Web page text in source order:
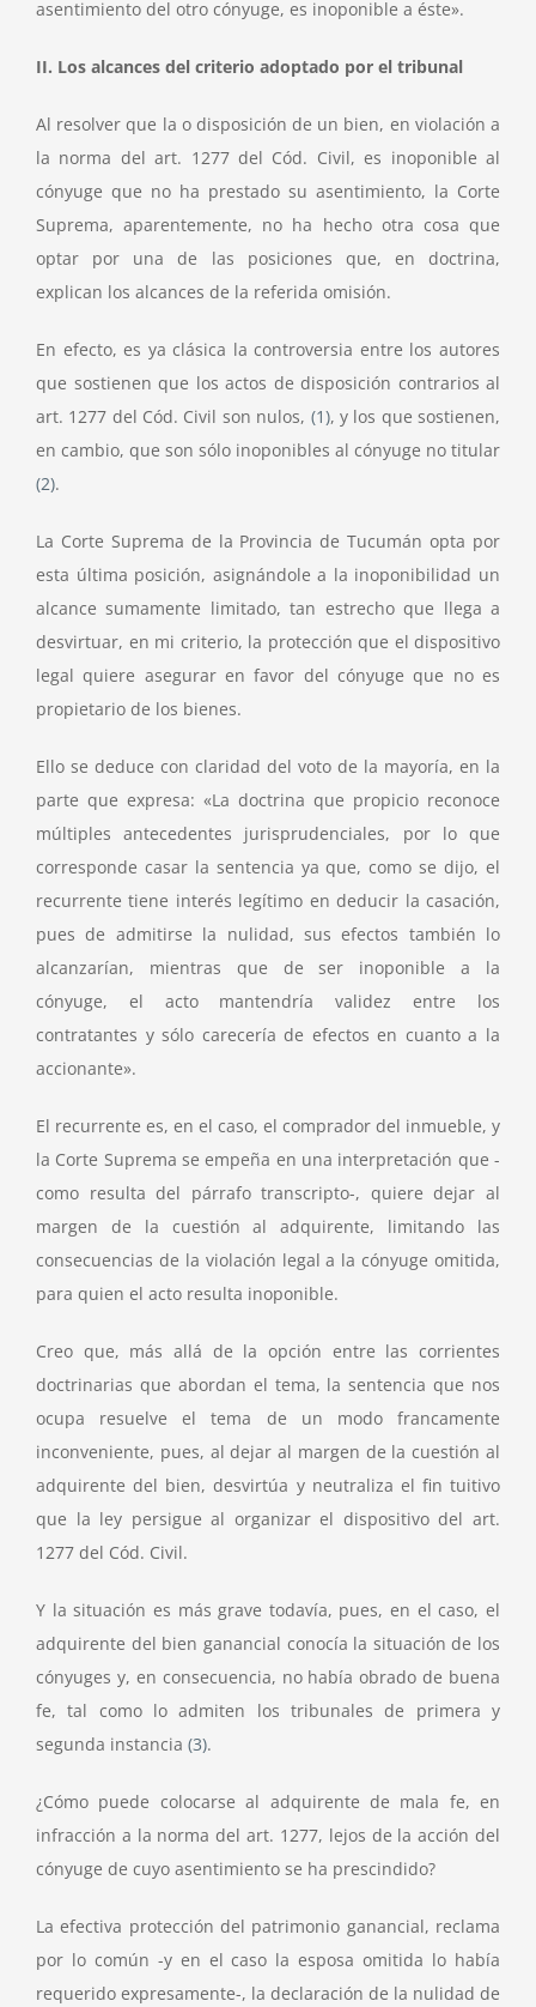
asentimiento del otro cónyuge, es inoponible a éste».
II. Los alcances del criterio adoptado por el tribunal
Al resolver que la o disposición de un bien, en violación a
la norma del art. 1277 del Cód. Civil, es inoponible al
cónyuge que no ha prestado su asentimiento, la Corte
Suprema, aparentemente, no ha hecho otra cosa que
optar por una de las posiciones que, en doctrina,
explican los alcances de la referida omisión.
En efecto, es ya clásica la controversia entre los autores
que sostienen que los actos de disposición contrarios al
art. 1277 del Cód. Civil son nulos, (1), y los que sostienen,
en cambio, que son sólo inoponibles al cónyuge no titular
(2).
La Corte Suprema de la Provincia de Tucumán opta por
esta última posición, asignándole a la inoponibilidad un
alcance sumamente limitado, tan estrecho que llega a
desvirtuar, en mi criterio, la protección que el dispositivo
legal quiere asegurar en favor del cónyuge que no es
propietario de los bienes.
Ello se deduce con claridad del voto de la mayoría, en la
parte que expresa: «La doctrina que propicio reconoce
múltiples antecedentes jurisprudenciales, por lo que
corresponde casar la sentencia ya que, como se dijo, el
recurrente tiene interés legítimo en deducir la casación,
pues de admitirse la nulidad, sus efectos también lo
alcanzarían, mientras que de ser inoponible a la
cónyuge, el acto mantendría validez entre los
contratantes y sólo carecería de efectos en cuanto a la
accionante».
El recurrente es, en el caso, el comprador del inmueble, y
la Corte Suprema se empeña en una interpretación que -
como resulta del párrafo transcripto-, quiere dejar al
margen de la cuestión al adquirente, limitando las
consecuencias de la violación legal a la cónyuge omitida,
para quien el acto resulta inoponible.
Creo que, más allá de la opción entre las corrientes
doctrinarias que abordan el tema, la sentencia que nos
ocupa resuelve el tema de un modo francamente
inconveniente, pues, al dejar al margen de la cuestión al
adquirente del bien, desvirtúa y neutraliza el fin tuitivo
que la ley persigue al organizar el dispositivo del art.
1277 del Cód. Civil.
Y la situación es más grave todavía, pues, en el caso, el
adquirente del bien ganancial conocía la situación de los
cónyuges y, en consecuencia, no había obrado de buena
fe, tal como lo admiten los tribunales de primera y
segunda instancia (3).
¿Cómo puede colocarse al adquirente de mala fe, en
infracción a la norma del art. 1277, lejos de la acción del
cónyuge de cuyo asentimiento se ha prescindido?
La efectiva protección del patrimonio ganancial, reclama
por lo común -y en el caso la esposa omitida lo había
requerido expresamente-, la declaración de la nulidad de